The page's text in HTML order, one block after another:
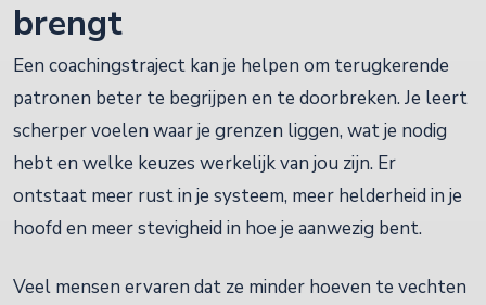
brengt
Een coachingstraject kan je helpen om terugkerende
patronen beter te begrijpen en te doorbreken. Je leert
scherper voelen waar je grenzen liggen, wat je nodig
hebt en welke keuzes werkelijk van jou zijn. Er
ontstaat meer rust in je systeem, meer helderheid in je
hoofd en meer stevigheid in hoe je aanwezig bent.
Veel mensen ervaren dat ze minder hoeven te vechten